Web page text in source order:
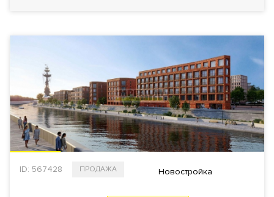
ID: 567428 ПРОДАЖА Новостройка